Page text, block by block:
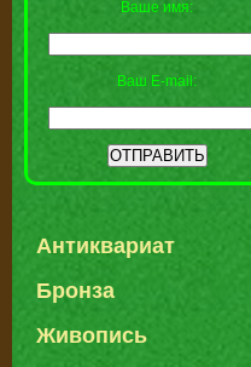
Ваше имя:
Ваш E-mail:
Антиквариат
Бронза
Живопись